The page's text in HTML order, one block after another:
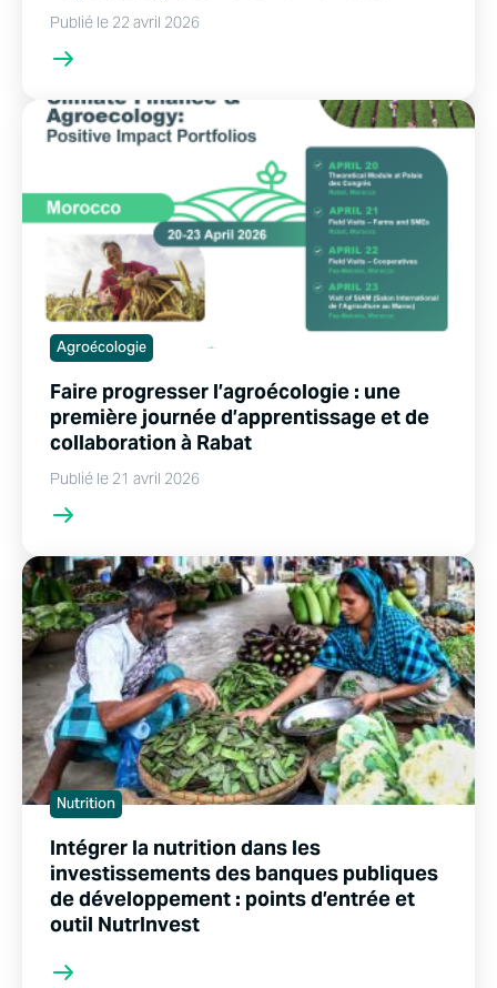
Publié le 22 avril 2026
Agroécologie
Faire progresser l’agroécologie : une
première journée d’apprentissage et de
collaboration à Rabat
Publié le 21 avril 2026
Nutrition
Intégrer la nutrition dans les
investissements des banques publiques
de développement : points d’entrée et
outil NutrInvest